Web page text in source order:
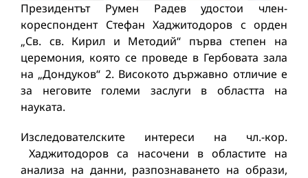
Президентът Румен Радев удостои член-
кореспондент Стефан Хаджитодоров с орден
„Св. св. Кирил и Методий“ първа степен на
церемония, която се проведе в Гербовата зала
на „Дондуков“ 2. Високото държавно отличие е
за неговите големи заслуги в областта на
науката.
Изследователските интереси на чл.-кор.
Хаджитодоров са насочени в областите на
анализа на данни, разпознаването на образи,